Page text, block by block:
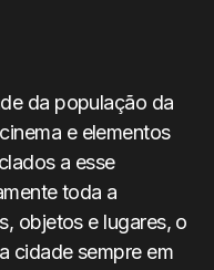
da população da
e elementos
a esse
toda a
objetos e lugares, o
cidade sempre em